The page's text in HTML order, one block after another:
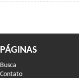
PÁGINAS
Busca
Contato